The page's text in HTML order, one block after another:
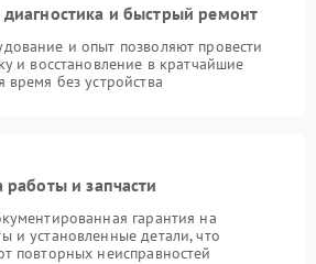
диагностика и быстрый ремонт
и опыт позволяют провести
и восстановление в кратчайшие
без устройства
работы и запчасти
гарантия на
и установленные детали, что
повторных неисправностей